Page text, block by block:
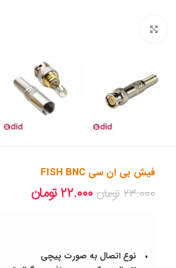
فیش بی ان سی FISH BNC
۲۳.۰۰۰تومان۲۲.۰۰۰تومان
نوع اتصال به صورت پیچی